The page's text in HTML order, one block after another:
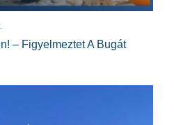
– Figyelmeztet A Bugát